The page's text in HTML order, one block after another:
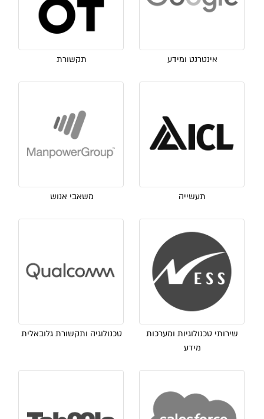
אינטרנט ומידע תקשורת
תעשייה משאבי אנוש
שירותי טכנולוגיות ומערכות
מידע
טכנולוגיה ותקשורת גלובאלית